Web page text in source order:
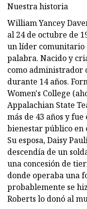
Nuestra historia
William Yancey
al 24 de octubre de
un líder comunitario
palabra. Nacido y
como administrador
durante 14 años.
Women's College
Appalachian State
más de 43 años y
bienestar público en
Su esposa, Daisy
descendía de un
una concesión de
donde operaba una
probablemente se
Roberts lo donó al